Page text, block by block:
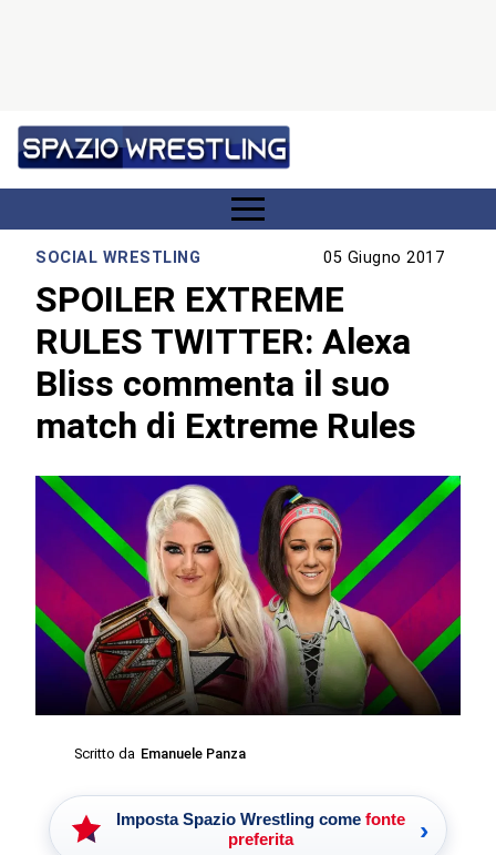
SOCIAL WRESTLING 05 Giugno 2017
SPOILER EXTREME
RULES TWITTER: Alexa
Bliss commenta il suo
match di Extreme Rules
Scritto da Emanuele Panza
Imposta Spazio Wrestling come fonte
preferita
›